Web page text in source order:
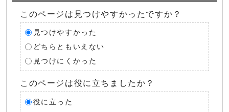
このページは見つけやすかったですか？
見つけやすかった
どちらともいえない
見つけにくかった
このページは役に立ちましたか？
役に立った